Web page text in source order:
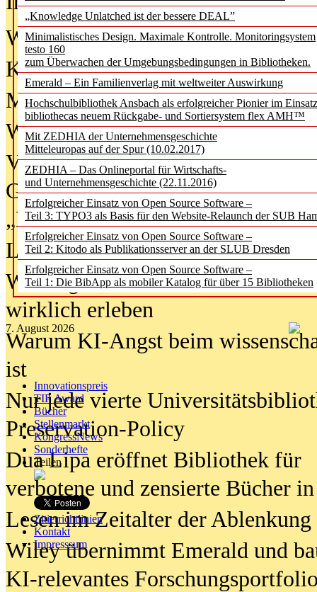
„Knowledge Unlatched ist der bessere DEAL”
Minimalistisches Design. Maximale Kontrolle. Monitoringsystem
testo 160
zum Überwachen der Umgebungsbedingungen in Bibliotheken.
Emerald – Ein Familienverlag mit weltweiter Auswirkung
Hochschulbibliothek Ansbach als erfolgreicher Pionier im
bibliothecas neuem Rückgabe- und Sortiersystem flex AMH™
Mit ZEDHIA der Unternehmensgeschichte
Mitteleuropas auf der Spur (10.02.2017)
ZEDHIA – Das Onlineportal für Wirtschafts-
und Unternehmensgeschichte (22.11.2016)
Erfolgreicher Einsatz von Open Source Software –
Teil 3: TYPO3 als Basis für den Website-Relaunch der SUB
Erfolgreicher Einsatz von Open Source Software –
Teil 2: Kitodo als Publikationsserver an der SLUB Dresden
Erfolgreicher Einsatz von Open Source Software –
Teil 1: Die BibApp als mobiler Katalog für über 15 Bibliotheken
7. August 2026
Innovationspreis
TIP Award
Bücher
Stellenmarkt
KongressNews
Sonderhefte
Teilen
Zitierrichtlinien
Kontakt
Impresssum
Was Hochschul­bibliotheken von
Kinder in der digitalen Welt
Metadaten als Infrastruktur
Wenn Bots katalogisieren
Von Abschlusskleidern bis
Geisterjagd-Ausrüstung in der
„Library of Things“ unterwegs
Lesen als Infrastrukturaufgabe
Wie Jugendliche Social Media
wirklich erleben
Warum KI-Angst beim
ist
Nur jede vierte
Preservation-Policy
Dua Lipa eröffnet Bibliothek für
verbotene und zensierte Bücher
Lesen im Zeitalter der Ablenkung
Wiley übernimmt Emerald und
KI-relevantes